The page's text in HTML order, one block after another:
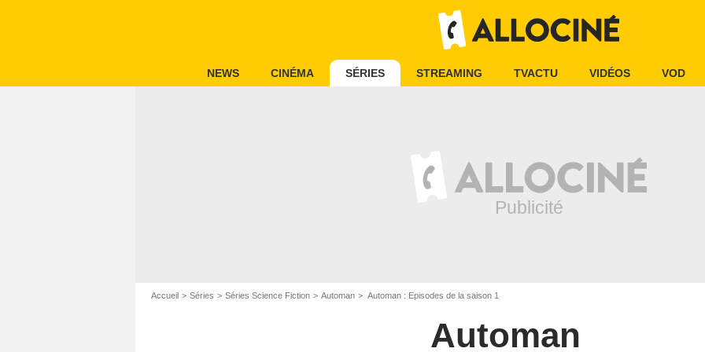
NEWS CINÉMA SÉRIES STREAMING TVACTU VIDÉOS VOD
Accueil Séries Séries Science Fiction Automan Automan : Episodes de la saison 1
Automan